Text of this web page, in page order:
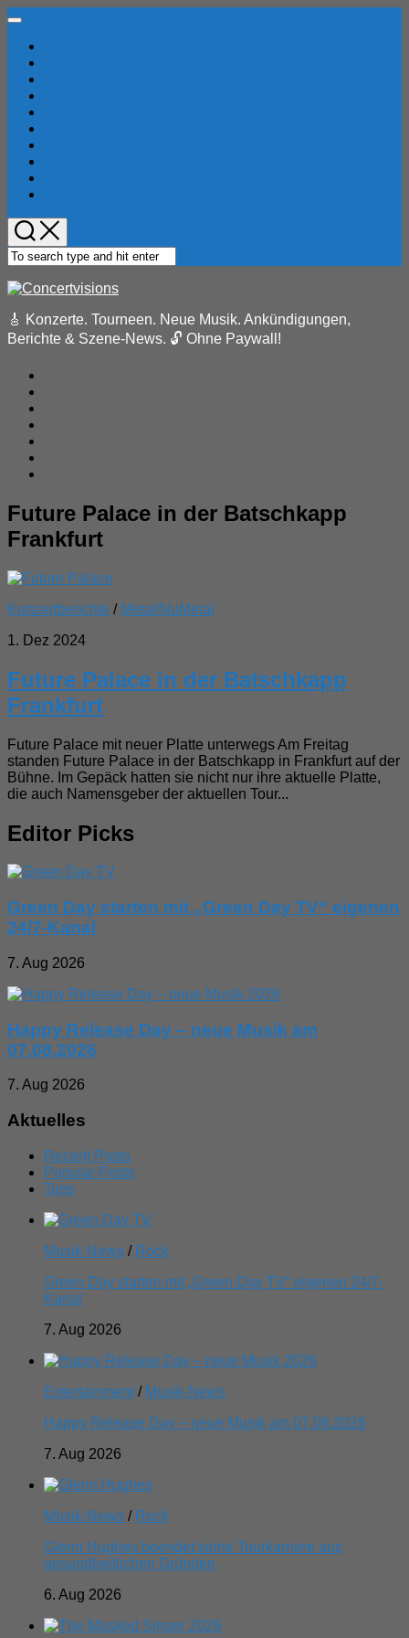
Skip
content
Expand
🎸 Konzerte. Tourneen. Neue Musik. Ankündigungen,
Berichte & Szene-News. 🔓 Ohne Paywall!
Future Palace in der Batschkapp
Frankfurt
Konzertberichte / Metal/NuMetal
1. Dez 2024
Future Palace in der Batschkapp
Frankfurt
Future Palace mit neuer Platte unterwegs Am Freitag
standen Future Palace in der Batschkapp in Frankfurt auf der
Bühne. Im Gepäck hatten sie nicht nur ihre aktuelle Platte,
die auch Namensgeber der aktuellen Tour...
Editor Picks
Green Day starten mit „Green Day TV“ eigenen
24/7-Kanal
7. Aug 2026
Happy Release Day – neue Musik am
07.08.2026
7. Aug 2026
Aktuelles
Recent Posts
Popular Posts
Tags
Musik-News / Rock
Green Day starten mit „Green Day TV“ eigenen 24/7-
Kanal
7. Aug 2026
Entertainment / Musik-News
Happy Release Day – neue Musik am 07.08.2026
7. Aug 2026
Musik-News / Rock
Glenn Hughes beendet seine Tourkarriere aus
gesundheitlichen Gründen
6. Aug 2026